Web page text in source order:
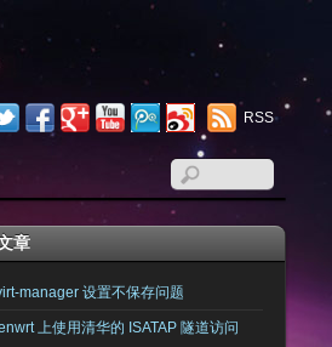
RSS
章
manager 设置不保存问题
上使用清华的 ISATAP 隧道访问